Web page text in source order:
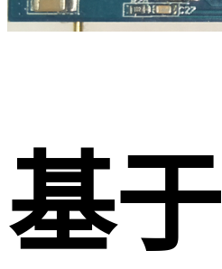
基于